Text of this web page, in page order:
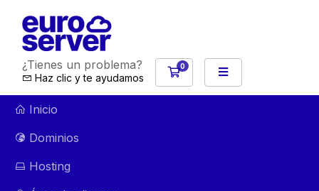
¿Tienes un problema?
Haz clic y te ayudamos
0
Carro de Pedidos
Inicio
Dominios
Hosting